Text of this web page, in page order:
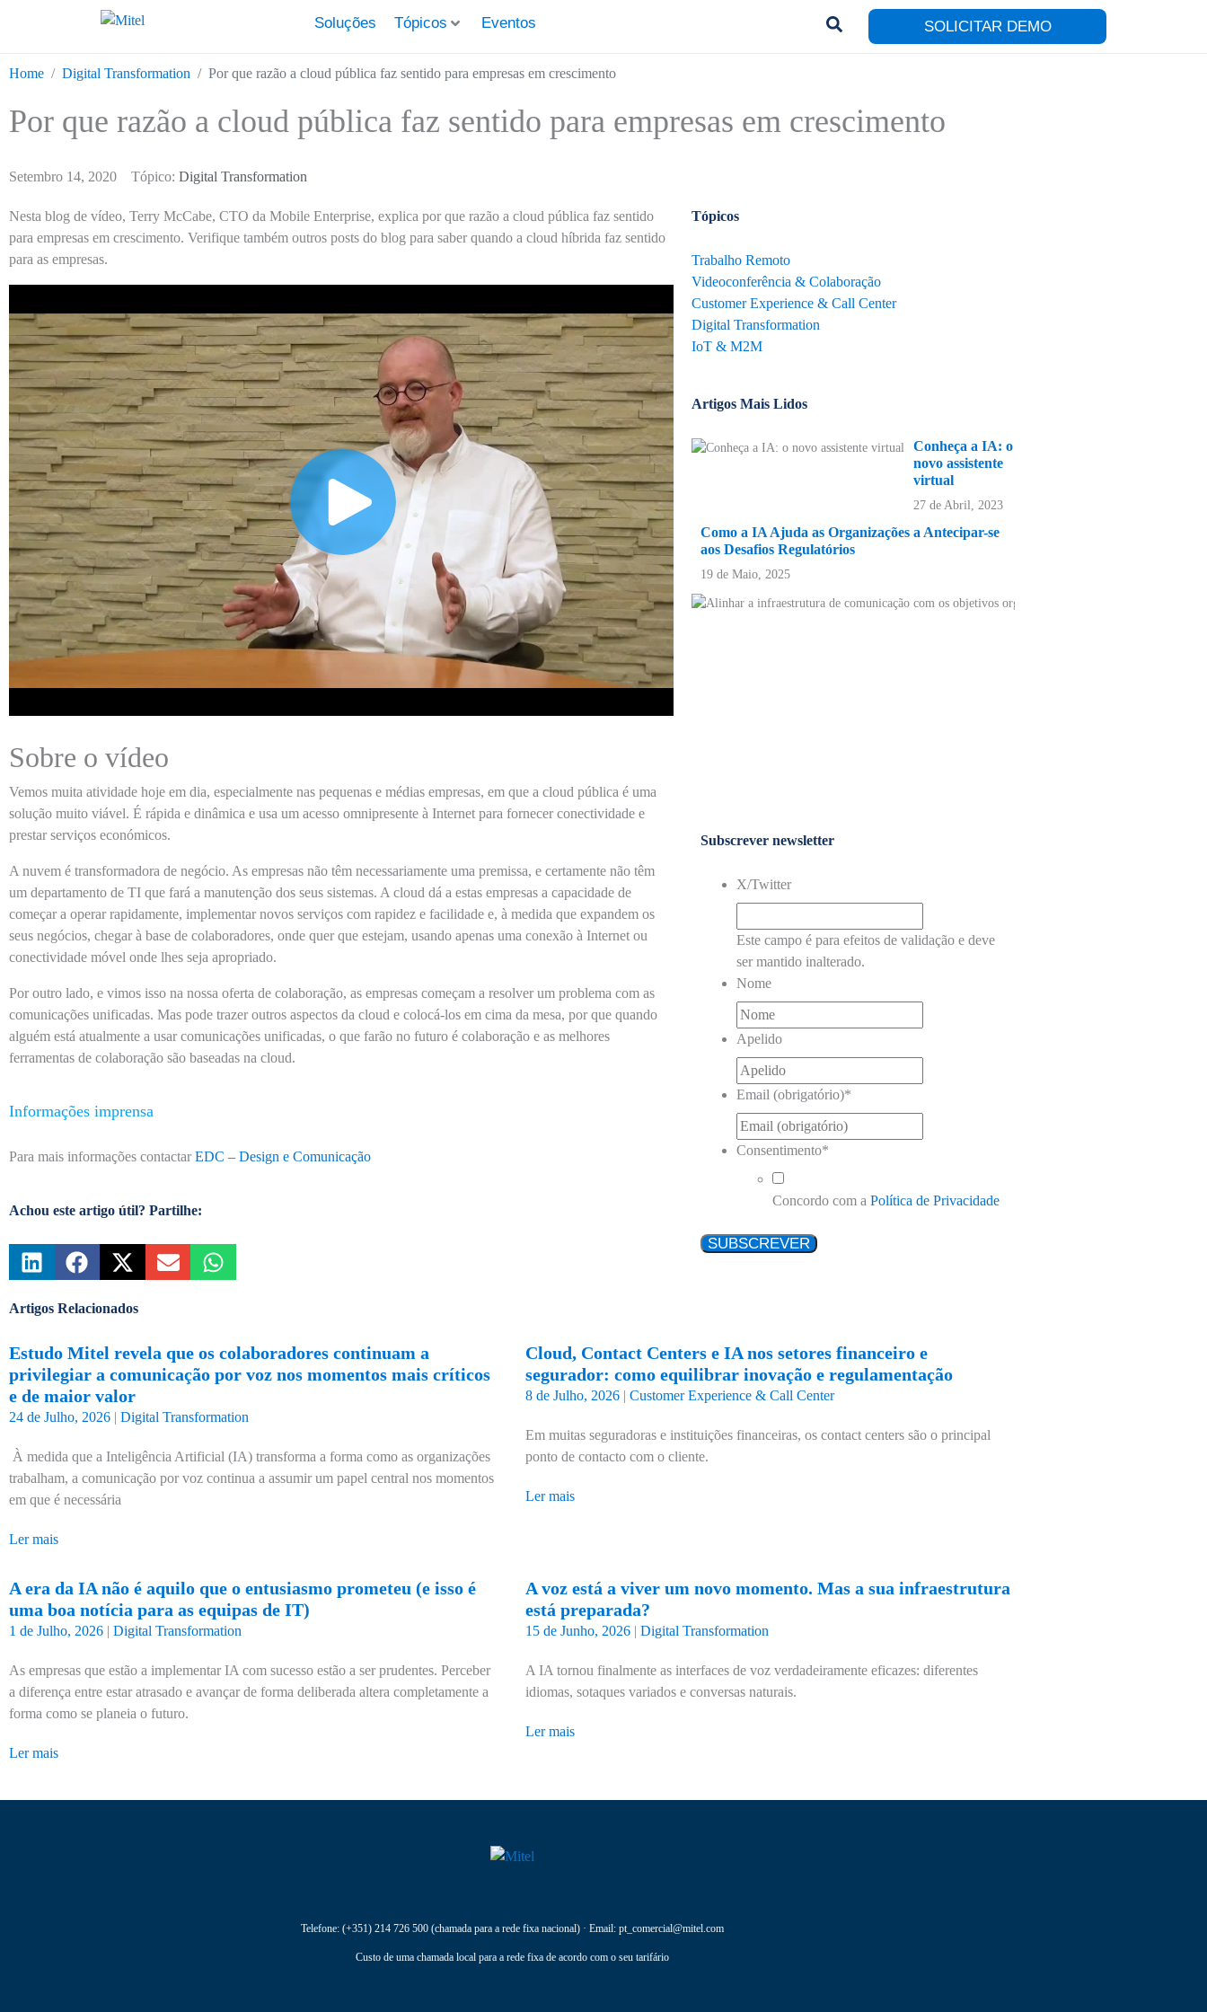
Soluções Tópicos Eventos SOLICITAR DEMO
Home Digital Transformation Por que razão a cloud pública faz sentido para empresas em crescimento
Por que razão a cloud pública faz sentido para empresas em crescimento
Setembro 14, 2020 Tópico: Digital Transformation
Nesta blog de vídeo, Terry McCabe, CTO da Mobile Enterprise, explica por que razão a cloud pública faz sentido
para empresas em crescimento. Verifique também outros posts do blog para saber quando a cloud híbrida faz sentido
para as empresas.
Sobre o vídeo
Vemos muita atividade hoje em dia, especialmente nas pequenas e médias empresas, em que a cloud pública é uma
solução muito viável. É rápida e dinâmica e usa um acesso omnipresente à Internet para fornecer conectividade e
prestar serviços económicos.
A nuvem é transformadora de negócio. As empresas não têm necessariamente uma premissa, e certamente não têm
um departamento de TI que fará a manutenção dos seus sistemas. A cloud dá a estas empresas a capacidade de
começar a operar rapidamente, implementar novos serviços com rapidez e facilidade e, à medida que expandem os
seus negócios, chegar à base de colaboradores, onde quer que estejam, usando apenas uma conexão à Internet ou
conectividade móvel onde lhes seja apropriado.
Por outro lado, e vimos isso na nossa oferta de colaboração, as empresas começam a resolver um problema com as
comunicações unificadas. Mas pode trazer outros aspectos da cloud e colocá-los em cima da mesa, por que quando
alguém está atualmente a usar comunicações unificadas, o que farão no futuro é colaboração e as melhores
ferramentas de colaboração são baseadas na cloud.
Informações imprensa
Para mais informações contactar EDC – Design e Comunicação
Achou este artigo útil? Partilhe:
Tópicos
Trabalho Remoto
Videoconferência & Colaboração
Customer Experience & Call Center
Digital Transformation
IoT & M2M
Artigos Mais Lidos
Conheça a IA: o
novo assistente
virtual
27 de Abril, 2023
Como a IA Ajuda as Organizações a Antecipar-se
aos Desafios Regulatórios
19 de Maio, 2025
Subscrever newsletter
X/Twitter
Este campo é para efeitos de validação e deve
ser mantido inalterado.
Nome
Apelido
Email (obrigatório)*
Consentimento*
Concordo com a Política de Privacidade
Artigos Relacionados
Estudo Mitel revela que os colaboradores continuam a
privilegiar a comunicação por voz nos momentos mais críticos
e de maior valor
24 de Julho, 2026 | Digital Transformation
À medida que a Inteligência Artificial (IA) transforma a forma como as organizações
trabalham, a comunicação por voz continua a assumir um papel central nos momentos
em que é necessária
Ler mais
Cloud, Contact Centers e IA nos setores financeiro e
segurador: como equilibrar inovação e regulamentação
8 de Julho, 2026 | Customer Experience & Call Center
Em muitas seguradoras e instituições financeiras, os contact centers são o principal
ponto de contacto com o cliente.
Ler mais
A era da IA não é aquilo que o entusiasmo prometeu (e isso é
uma boa notícia para as equipas de IT)
1 de Julho, 2026 | Digital Transformation
As empresas que estão a implementar IA com sucesso estão a ser prudentes. Perceber
a diferença entre estar atrasado e avançar de forma deliberada altera completamente a
forma como se planeia o futuro.
Ler mais
A voz está a viver um novo momento. Mas a sua infraestrutura
está preparada?
15 de Junho, 2026 | Digital Transformation
A IA tornou finalmente as interfaces de voz verdadeiramente eficazes: diferentes
idiomas, sotaques variados e conversas naturais.
Ler mais
Telefone: (+351) 214 726 500(chamada para a rede fixa nacional) · Email: pt_comercial@mitel.com
Custo de uma chamada local para a rede fixa de acordo com o seu tarifário